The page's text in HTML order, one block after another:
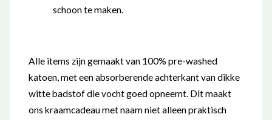
schoon te maken.
Alle items zijn gemaakt van 100% pre-washed
katoen, met een absorberende achterkant van dikke
witte badstof die vocht goed opneemt. Dit maakt
ons kraamcadeau met naam niet alleen praktisch